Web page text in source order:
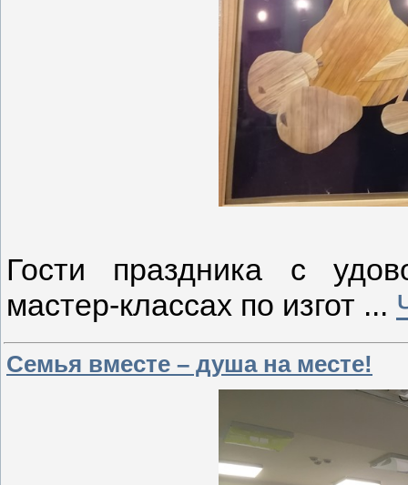
Гости праздника с
мастер-классах по изгот ...
Семья вместе – душа на месте!